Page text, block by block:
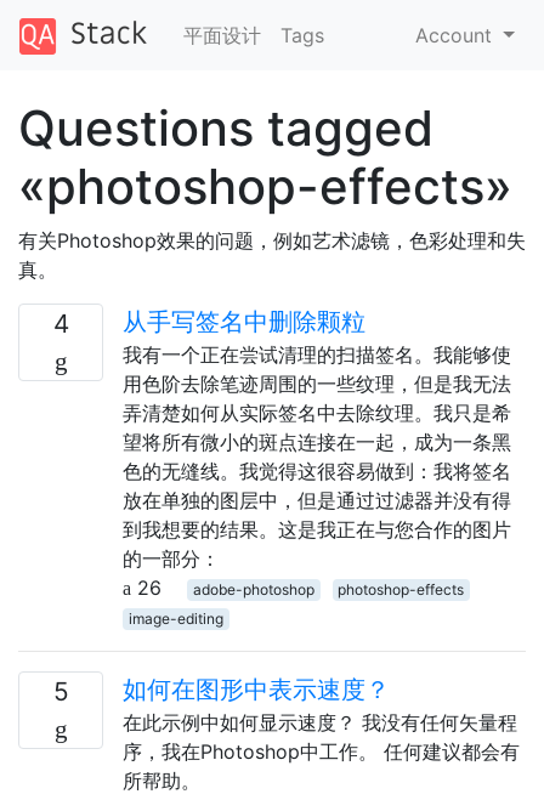
平面设计 Tags Account
Questions tagged
«photoshop-effects»
有关Photoshop效果的问题，例如艺术滤镜，色彩处理和失
真。
4 从手写签名中删除颗粒
我有一个正在尝试清理的扫描签名。我能够使
用色阶去除笔迹周围的一些纹理，但是我无法
弄清楚如何从实际签名中去除纹理。我只是希
望将所有微小的斑点连接在一起，成为一条黑
色的无缝线。我觉得这很容易做到：我将签名
放在单独的图层中，但是通过过滤器并没有得
到我想要的结果。这是我正在与您合作的图片
的一部分：
26
adobe-photoshop
photoshop-effects
image-editing
5 如何在图形中表示速度？
在此示例中如何显示速度？ 我没有任何矢量程
序，我在Photoshop中工作。 任何建议都会有
所帮助。